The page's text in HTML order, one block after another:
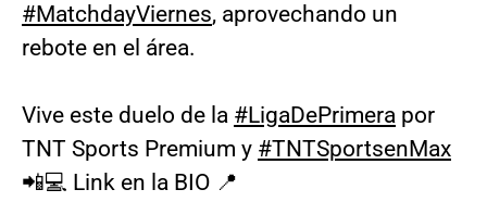
#MatchdayViernes, aprovechando un
rebote en el área.
Vive este duelo de la #LigaDePrimera por
TNT Sports Premium y #TNTSportsenMax
📲💻 Link en la BIO 📍